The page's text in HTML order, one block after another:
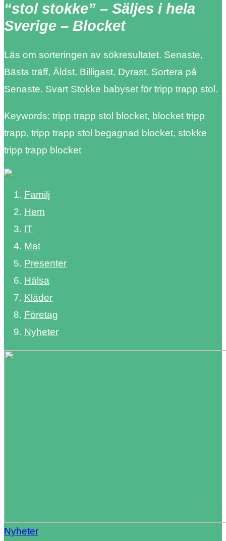
“stol stokke” – Säljes i hela
Sverige – Blocket
Läs om sorteringen av sökresultatet. Senaste,
Bästa träff, Äldst, Billigast, Dyrast. Sortera på
Senaste. Svart Stokke babyset för tripp trapp stol.
Keywords: tripp trapp stol blocket, blocket tripp
trapp, tripp trapp stol begagnad blocket, stokke
tripp trapp blocket
Familj
Hem
IT
Mat
Presenter
Hälsa
Kläder
Företag
Nyheter
Nyheter